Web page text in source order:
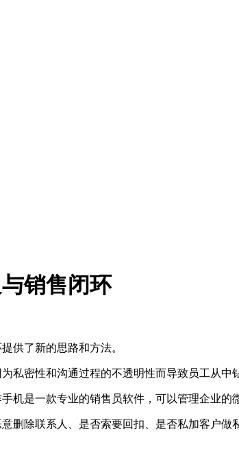
销售闭环
供了新的思路和方法。
私密性和沟通过程的不透明性而导致员工从中
机是一款专业的销售员软件，可以管理企业的
删除联系人、是否索要回扣、是否私加客户